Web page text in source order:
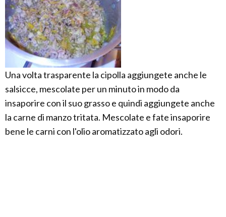
Una volta trasparente la cipolla aggiungete anche le
salsicce, mescolate per un minuto in modo da
insaporire con il suo grasso e quindi aggiungete anche
la carne di manzo tritata. Mescolate e fate insaporire
bene le carni con l'olio aromatizzato agli odori.